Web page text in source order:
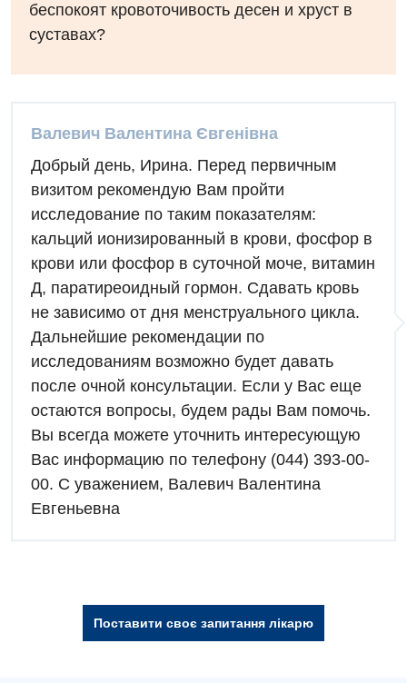
Інтернатура
Відгуки
Відео
Діагностичне відділення
Рентгенографія
УЗД
Для дорослих
Акушерство і гінекологія
Алергологія, імунологія
Андрологія
Безоплатні послуги
Вакцинація
Гастроентерологія
Гематологія
Дерматовенерологія
Декларування
Національний скринінг здоров’я 40+
Українська
Російська
беспокоят кровоточивость десен и хруст в
суставах?
Валевич Валентина Євгенівна
Добрый день, Ирина. Перед первичным
визитом рекомендую Вам пройти
исследование по таким показателям:
кальций ионизированный в крови, фосфор в
крови или фосфор в суточной моче, витамин
Д, паратиреоидный гормон. Сдавать кровь
не зависимо от дня менструального цикла.
Дальнейшие рекомендации по
исследованиям возможно будет давать
после очной консультации. Если у Вас еще
остаются вопросы, будем рады Вам помочь.
Вы всегда можете уточнить интересующую
Вас информацию по телефону (044) 393-00-
00. С уважением, Валевич Валентина
Евгеньевна
Поставити своє запитання лікарю